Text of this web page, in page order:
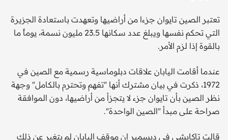
تعتبر الصين تايوان جزءا من أراضيها وتعهدت باستعادة الجزيرة
التي تحكم نفسها ويبلغ عدد سكانها 23.5 مليون نسمة، يوماً ما
بالقوة إذا لزم الأمر.
عندما أقامت اليابان علاقات دبلوماسية رسمية مع الصين في
1972، ذكرت في بيان مشترك أنها "تفهم وتحترم بالكامل" وجهة
نظر الصين بأن تايوان جزء لا يتجزأ من أراضيها، دون الموافقة
صراحة على مبدأ "الصين الواحدة".
قالت تاكايشي في ديسمبر إن موقف اليابان لم يتغير عن ذلك